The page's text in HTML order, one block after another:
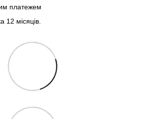
платежем
12 місяців.